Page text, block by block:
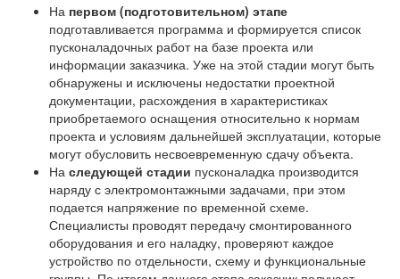
На первом (подготовительном) этапе
подготавливается программа и формируется список
пусконаладочных работ на базе проекта или
информации заказчика. Уже на этой стадии могут быть
обнаружены и исключены недостатки проектной
документации, расхождения в характеристиках
приобретаемого оснащения относительно к нормам
проекта и условиям дальнейшей эксплуатации, которые
могут обусловить несвоевременную сдачу объекта.
На следующей стадии пусконаладка производится
наряду с электромонтажными задачами, при этом
подается напряжение по временной схеме.
Специалисты проводят передачу смонтированного
оборудования и его наладку, проверяют каждое
устройство по отдельности, схему и функциональные